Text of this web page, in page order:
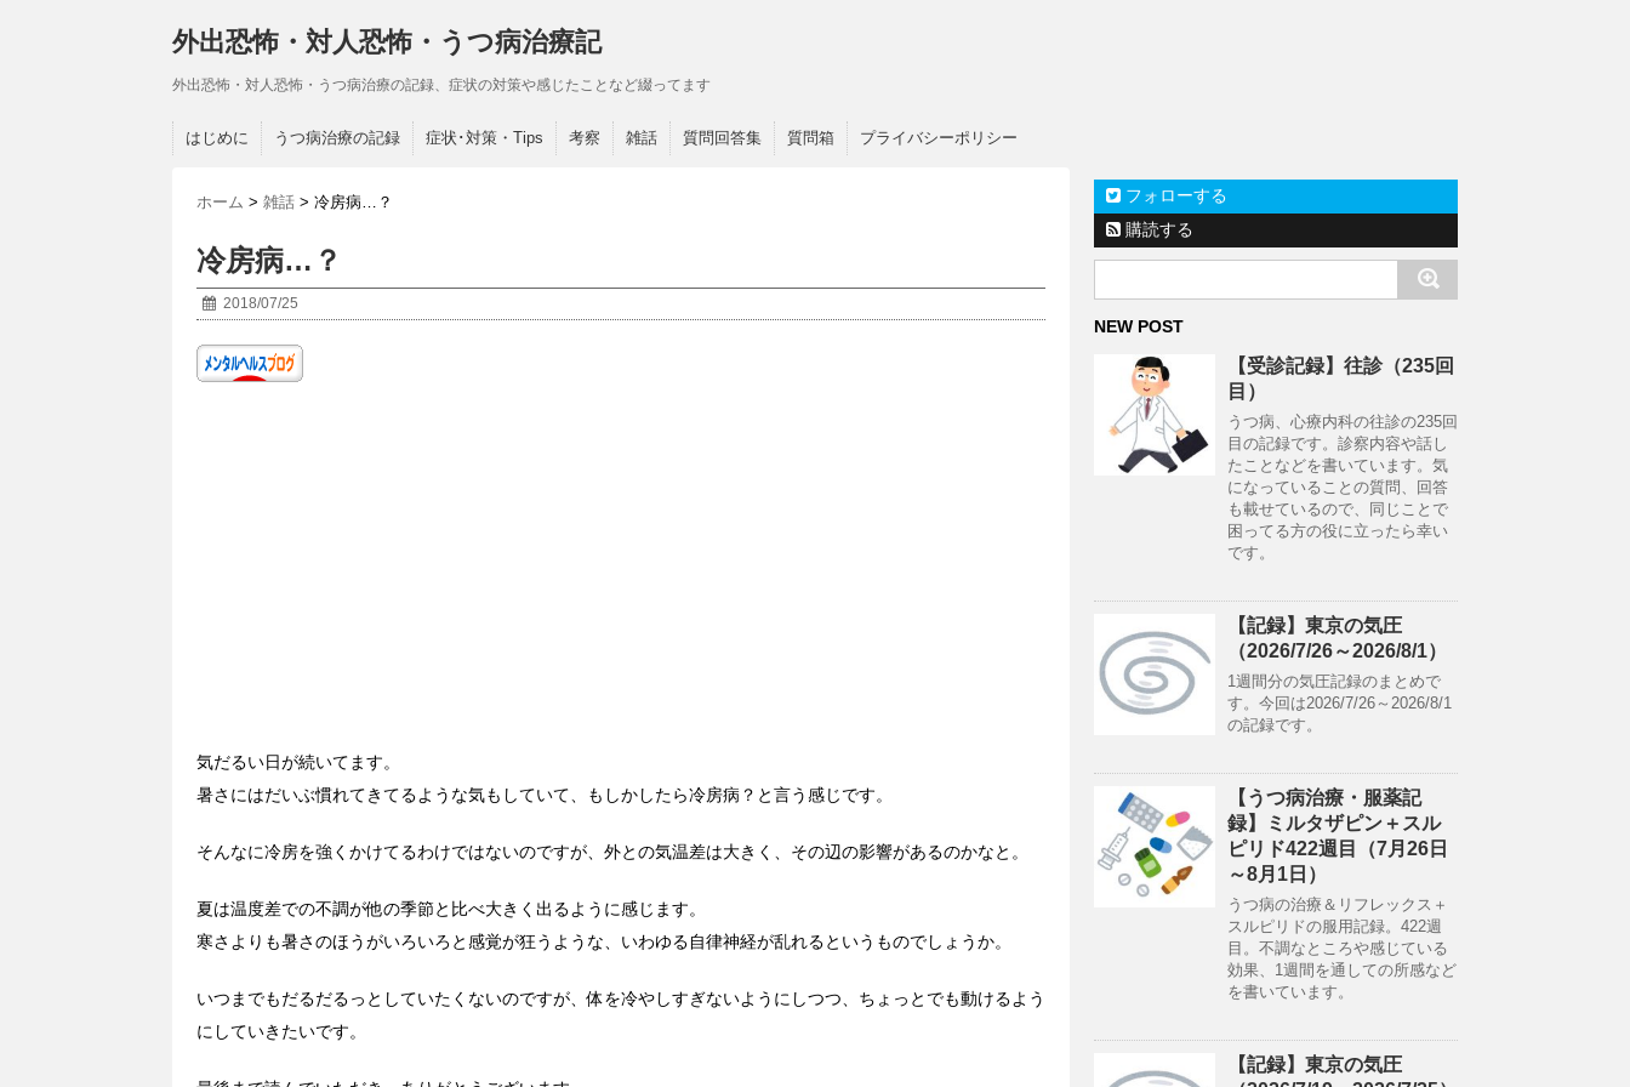
外出恐怖・対人恐怖・うつ病治療記
外出恐怖・対人恐怖・うつ病治療の記録、症状の対策や感じたことなど綴ってます
はじめに うつ病治療の記録 症状･対策・Tips 考察 雑話 質問回答集 質問箱 プライバシーポリシー
ホーム > 雑話 > 冷房病…？
冷房病…？
2018/07/25
気だるい日が続いてます。
暑さにはだいぶ慣れてきてるような気もしていて、もしかしたら冷房病？と言う感じです。
そんなに冷房を強くかけてるわけではないのですが、外との気温差は大きく、その辺の影響があるのかなと。
夏は温度差での不調が他の季節と比べ大きく出るように感じます。
寒さよりも暑さのほうがいろいろと感覚が狂うような、いわゆる自律神経が乱れるというものでしょうか。
いつまでもだるだるっとしていたくないのですが、体を冷やしすぎないようにしつつ、ちょっとでも動けるよう
にしていきたいです。
フォローする
購読する
NEW POST
【受診記録】往診（235回
目）
うつ病、心療内科の往診の235回
目の記録です。診察内容や話し
たことなどを書いています。気
になっていることの質問、回答
も載せているので、同じことで
困ってる方の役に立ったら幸い
です。
【記録】東京の気圧
（2026/7/26～2026/8/1）
1週間分の気圧記録のまとめで
す。今回は2026/7/26～2026/8/1
の記録です。
【うつ病治療・服薬記
録】ミルタザピン＋スル
ピリド422週目（7月26日
～8月1日）
うつ病の治療＆リフレックス＋
スルピリドの服用記録。422週
目。不調なところや感じている
効果、1週間を通しての所感など
を書いています。
【記録】東京の気圧